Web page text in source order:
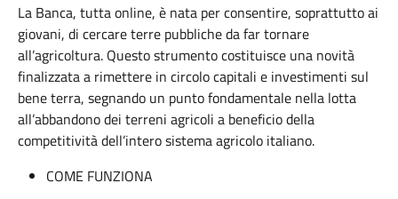
La Banca, tutta online, è nata per consentire, soprattutto ai
giovani, di cercare terre pubbliche da far tornare
all’agricoltura. Questo strumento costituisce una novità
finalizzata a rimettere in circolo capitali e investimenti sul
bene terra, segnando un punto fondamentale nella lotta
all’abbandono dei terreni agricoli a beneficio della
competitività dell’intero sistema agricolo italiano.
COME FUNZIONA